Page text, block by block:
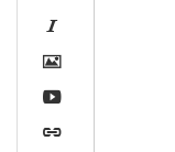



